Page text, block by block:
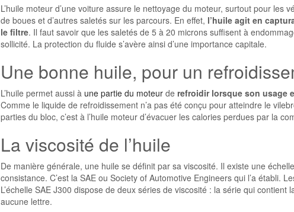
L’huile moteur d’une voiture assure le nettoyage du moteur, surtout pour les
de boues et d’autres saletés sur les parcours. En effet, l’huile agit en
le filtre. Il faut savoir que les saletés de 5 à 20 microns suffisent à
sollicité. La protection du fluide s’avère ainsi d’une importance capitale.
Une bonne huile, pour un
L’huile permet aussi à une partie du moteurde refroidir lorsque son usage
Comme le liquide de refroidissement n’a pas été conçu pour atteindre le
parties du bloc, c’est à l’huile moteur d’évacuer les calories perdues par la
La viscosité de l’huile
De manière générale, une huile se définit par sa viscosité. Il existe une
consistance. C’est la SAE ou Society of Automotive Engineers qui l’a établi.
L’échelle SAE J300 dispose de deux séries de viscosité : la série qui
aucune lettre.